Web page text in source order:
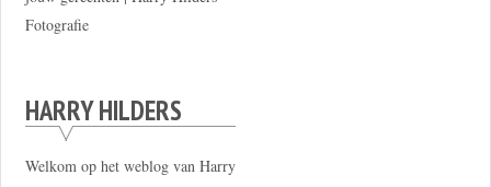
Fotografie
HARRY HILDERS
Welkom op het weblog van Harry